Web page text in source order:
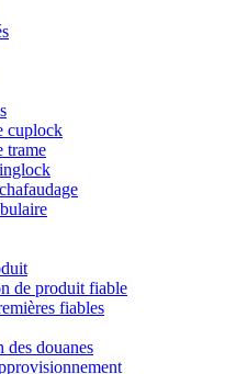
cuplock
trame
de produit fiable
fiables
des douanes